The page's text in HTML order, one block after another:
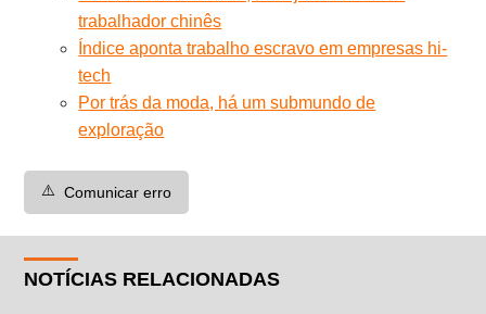
trabalhador chinês
Índice aponta trabalho escravo em empresas hi-
tech
Por trás da moda, há um submundo de
exploração
⚠️ Comunicar erro
NOTÍCIAS RELACIONADAS